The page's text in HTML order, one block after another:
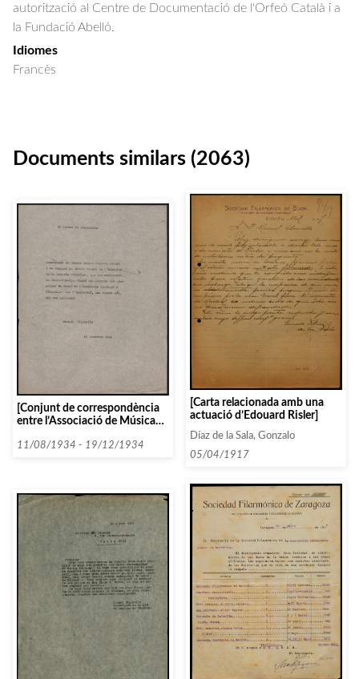
autorització al Centre de Documentació de l'Orfeó Català i a
la Fundació Abelló.
Idiomes
Francès
Documents similars (2063)
[Conjunt de correspondència
entre l’Associació de Música
entitats que comencen amb la
11/08/1934 - 19/12/1934
[Carta relacionada amb una
actuació d’Edouard Risler]
Díaz de la Sala, Gonzalo
05/04/1917